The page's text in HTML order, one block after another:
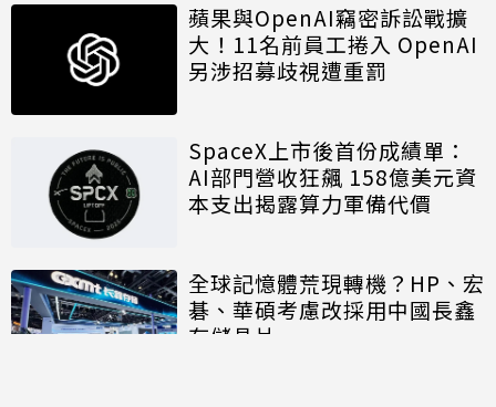
蘋果與OpenAI竊密訴訟戰擴
大！11名前員工捲入 OpenAI
另涉招募歧視遭重罰
SpaceX上市後首份成績單：
AI部門營收狂飆 158億美元資
本支出揭露算力軍備代價
全球記憶體荒現轉機？HP、宏
碁、華碩考慮改採用中國長鑫
存儲晶片